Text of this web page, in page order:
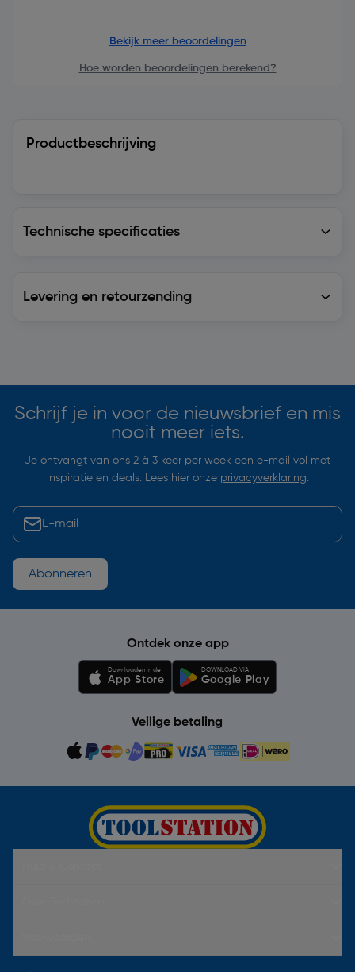
Bekijk meer beoordelingen
Hoe worden beoordelingen berekend?
Productbeschrijving
Technische specificaties
Levering en retourzending
Schrijf je in voor de nieuwsbrief en mis
nooit meer iets.
Je ontvangt van ons 2 à 3 keer per week een e-mail vol met
inspiratie en deals. Lees hier onze privacyverklaring.
Abonneren
Ontdek onze app
Downloaden in de
App Store
DOWNLOAD VIA
Google Play
Veilige betaling